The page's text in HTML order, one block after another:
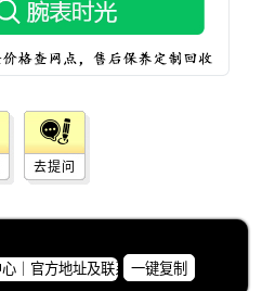
去提问
一键复制